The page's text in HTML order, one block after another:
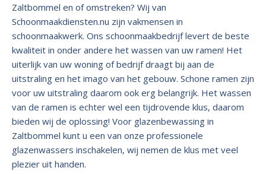
Zaltbommel en of omstreken? Wij van
Schoonmaakdiensten.nu zijn vakmensen in
schoonmaakwerk. Ons schoonmaakbedrijf levert de beste
kwaliteit in onder andere het wassen van uw ramen! Het
uiterlijk van uw woning of bedrijf draagt bij aan de
uitstraling en het imago van het gebouw. Schone ramen zijn
voor uw uitstraling daarom ook erg belangrijk. Het wassen
van de ramen is echter wel een tijdrovende klus, daarom
bieden wij de oplossing! Voor glazenbewassing in
Zaltbommel kunt u een van onze professionele
glazenwassers inschakelen, wij nemen de klus met veel
plezier uit handen.